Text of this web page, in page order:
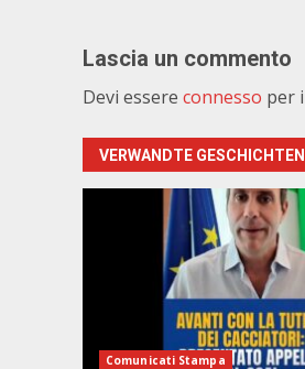
Lascia un commento
Devi essere connesso per
VERWANDTE GESCHICHTEN
Comunicati Stampa